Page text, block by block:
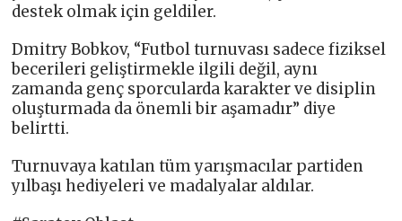
destek olmak için geldiler.
Dmitry Bobkov, “Futbol turnuvası sadece fiziksel
becerileri geliştirmekle ilgili değil, aynı
zamanda genç sporcularda karakter ve disiplin
oluşturmada da önemli bir aşamadır” diye
belirtti.
Turnuvaya katılan tüm yarışmacılar partiden
yılbaşı hediyeleri ve madalyalar aldılar.